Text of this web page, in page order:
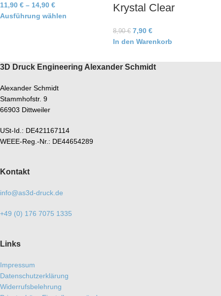
11,90 € – 14,90 €
Ausführung wählen
Krystal Clear
8,90€ 7,90 €
In den Warenkorb
3D Druck Engineering Alexander Schmidt
Alexander Schmidt
Stammhofstr. 9
66903 Dittweiler
USt-Id.: DE421167114
WEEE-Reg.-Nr.: DE44654289
Kontakt
info@as3d-druck.de
+49 (0) 176 7075 1335
Links
Impressum
Datenschutzerklärung
Widerrufsbelehrung